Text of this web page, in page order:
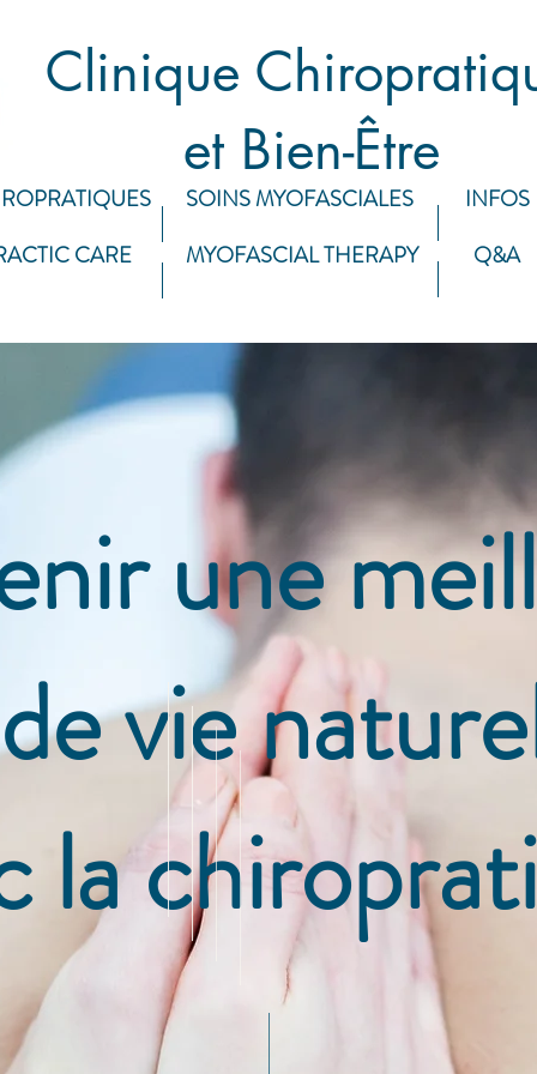
Clinique
et Bien-Être
SOINS MYOFASCIALES
INFOS
CARE
MYOFASCIAL THERAPY Q&A
une
vie
la